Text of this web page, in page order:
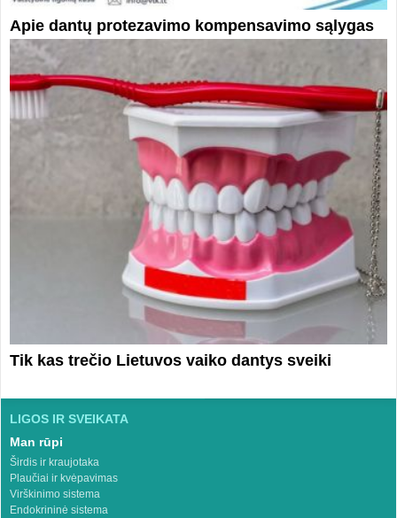
Apie dantų protezavimo kompensavimo sąlygas
Tik kas trečio Lietuvos vaiko dantys sveiki
LIGOS IR SVEIKATA
Man rūpi
Širdis ir kraujotaka
Plaučiai ir kvėpavimas
Virškinimo sistema
Endokrininė sistema